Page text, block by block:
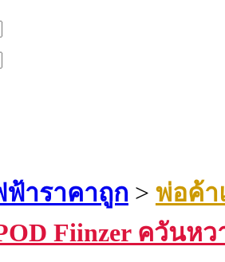
าราคาถูก > พ่อค้า
Fiinzer ควันห